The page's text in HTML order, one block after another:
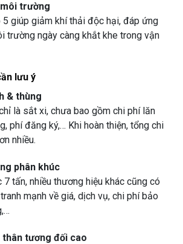
trường
5 giúp giảm khí thải độc hại, đáp ứng
trường ngày càng khắt khe trong vận
lưu ý
& thùng
là sắt xi, chưa bao gồm chi phí lăn
phí đăng ký,… Khi hoàn thiện, tổng chi
nhiều.
phân khúc
7 tấn, nhiều thương hiệu khác cũng có
mạnh về giá, dịch vụ, chi phí bảo
thân tương đối cao